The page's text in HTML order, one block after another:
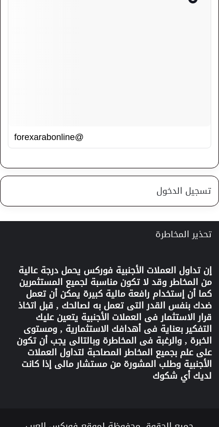
@forexarabonline
تسجيل الدخول
تحذير المخاطرة
إن تداول العملات الأجنبية فوركس يحمل درجة عالية
من المخاطر وقد لا تكون مناسبة لجميع المستثمرين
كما أن إستخدام رافعة مالية كبيرة يمكن أن تعمل
ضدك بنفس القدر التى تعمل به لصالحك , قبل اتخاذ
قرار الاستثمار فى العملات الأجنبية يتعين عليك
التفكير بعناية فى أهدافك الاستثمارية , ومستوى
الخبرة , والرغبة فى المخاطرة وبالتالى يجب أن تكون
على علم بجميع المخاطر المصاحبة لتداول العملات
الأجنبية وطلب المشورة من مستشار مالى إذا كانت
لديك أي شكوك